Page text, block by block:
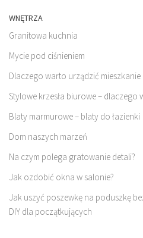
WNĘTRZA
Granitowa kuchnia
Mycie pod ciśnieniem
Dlaczego warto urządzić
Stylowe krzesła biurowe – dlaczego
Blaty marmurowe – blaty do łazienki
Dom naszych marzeń
Na czym polega gratowanie detali?
Jak ozdobić okna w salonie?
Jak uszyć poszewkę na poduszkę
DIY dla początkujących